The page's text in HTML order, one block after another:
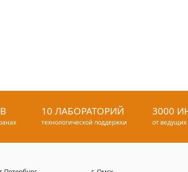
10 ЛАБОРАТОРИЙ
технологической поддержки
3000
от ведущих